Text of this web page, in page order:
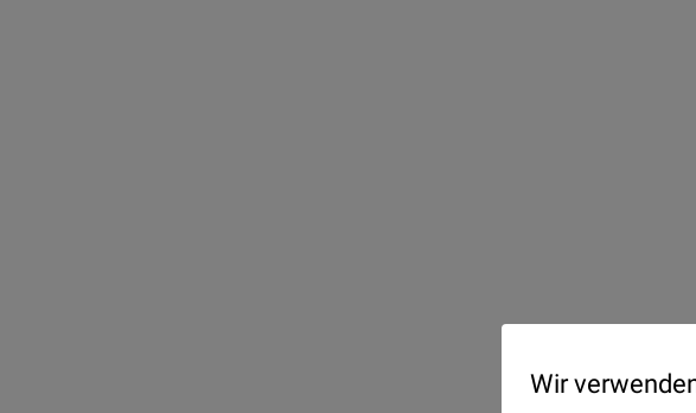
Wir